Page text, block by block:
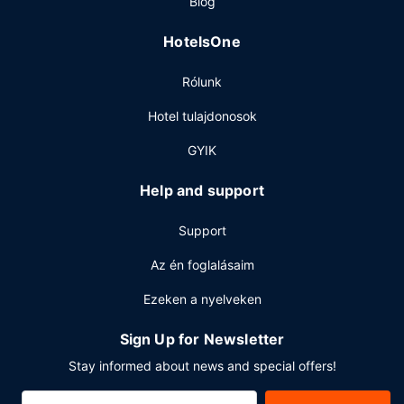
HotelsOne
Rólunk
Hotel tulajdonosok
GYIK
Help and support
Support
Az én foglalásaim
Ezeken a nyelveken
Sign Up for Newsletter
Stay informed about news and special offers!